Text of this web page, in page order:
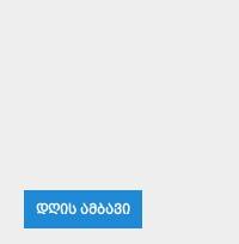
ᲓᲦᲘᲡ ᲐᲛᲑᲐᲕᲘ